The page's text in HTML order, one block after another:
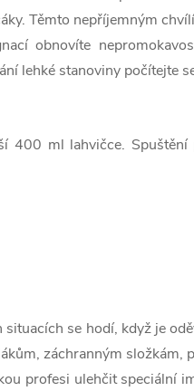
Těmto nepříjemným
obnovíte
lehké stanoviny počítejte
400 ml lahvičce. Spuštění
se hodí, když je
záchranným složkám,
profesi ulehčit speciální